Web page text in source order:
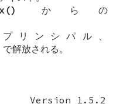
からの
リンシパル、
で解放される。
Version 1.5.2